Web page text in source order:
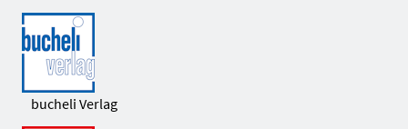
bucheli Verlag